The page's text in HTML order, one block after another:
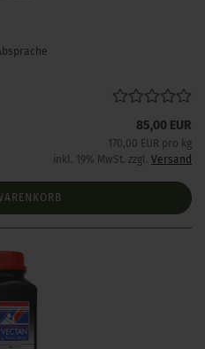
85,00 EUR
170,00 EUR pro kg
inkl. 19% MwSt. zzgl. Versand